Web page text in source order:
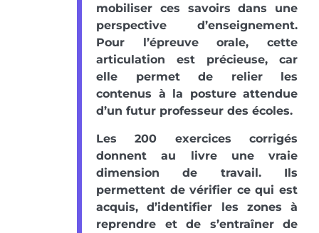
mobiliser ces savoirs dans une
perspective d’enseignement.
Pour l’épreuve orale, cette
articulation est précieuse, car
elle permet de relier les
contenus à la posture attendue
d’un futur professeur des écoles.
Les 200 exercices corrigés
donnent au livre une vraie
dimension de travail. Ils
permettent de vérifier ce qui est
acquis, d’identifier les zones à
reprendre et de s’entraîner de